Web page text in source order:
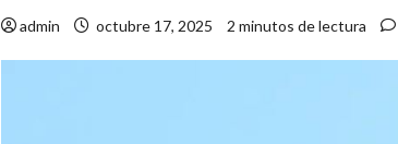
admin octubre 17, 2025 2 minutos de lectura